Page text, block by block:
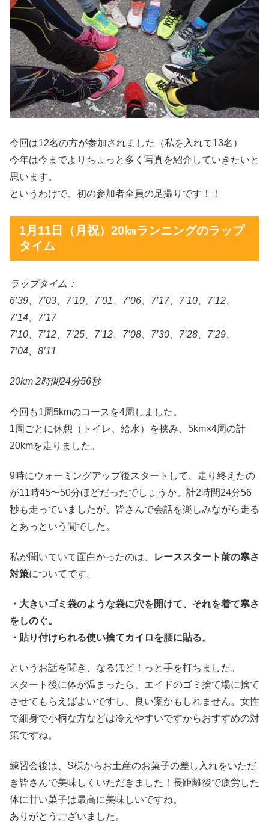
今回は12名の方が参加されました（私を入れて13名）
今年は今までよりちょっと多く写真を紹介していきたいと
思います。
というわけで、初の参加者全員の足撮りです！！
1月11日（月祝）20㎞ランニングのラップ
タイム
ラップタイム：
6’39、7’03、7’10、7’01、7’06、7’17、7’10、7’12、
7’14、7’17
7’10、7’12、7’25、7’12、7’08、7’30、7’28、7’29、
7’04、8’11
20km 2時間24分56秒
今回も1周5kmのコースを4周しました。
1周ごとに休憩（トイレ、給水）を挟み、5km×4周の計
20kmを走りました。
9時にウォーミングアップ後スタートして、走り終えたの
が11時45〜50分ほどだったでしょうか。計2時間24分56
秒も走っていましたが、皆さんで会話を楽しみながら走る
とあっという間でした。
私が聞いていて面白かったのは、
レーススタート前の寒さ
対策についてです。
・大きいゴミ袋のような袋に穴を開けて、それを着て寒さ
をしのぐ。
・貼り付けられる使い捨てカイロを腰に貼る。
というお話を聞き、なるほど！っと手を打ちました。
スタート後に体が温まったら、エイドのゴミ捨て場に捨て
させてもらえばよいですし、良い案かもしれません。女性
で細身で小柄な方などは冷えやすいですからおすすめの対
策ですね。
練習会後は、S様からお土産のお菓子の差し入れをいただ
き皆さんで美味しくいただきました！長距離後で疲労した
体に甘い菓子は最高に美味しいですね。
ありがとうございました。